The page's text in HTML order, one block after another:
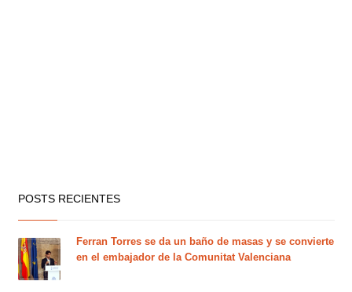
POSTS RECIENTES
Ferran Torres se da un baño de masas y se convierte
en el embajador de la Comunitat Valenciana